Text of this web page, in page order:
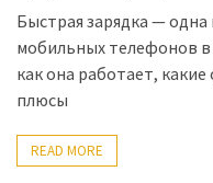
Автомобильные
аксессуары
(1)
IT-
аксессуары
Быстрая зарядка —
мобильных телефонов в
как она работает,
плюсы
READ MORE